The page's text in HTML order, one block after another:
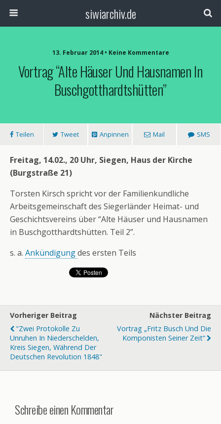
siwiarchiv.de
13. Februar 2014 • Keine Kommentare
Vortrag “Alte Häuser Und Hausnamen In
Buschgotthardtshütten”
Teilen Tweet Anpinnen Mail SMS
Freitag, 14.02., 20 Uhr, Siegen, Haus der Kirche
(Burgstraße 21)
Torsten Kirsch spricht vor der Familienkundliche
Arbeitsgemeinschaft des Siegerländer Heimat- und
Geschichtsvereins über “Alte Häuser und Hausnamen
in Buschgotthardtshütten. Teil 2”.
s. a. Ankündigungdes ersten Teils
Vorheriger Beitrag
"Zwei Protokolle Zu
Unruhen In Niederschelden,
Kreis Siegen, Während Der
Deutschen Revolution 1848"
Nächster Beitrag
Vortrag „Fritz Busch Und Die
Komponisten Seiner Zeit“
Schreibe einen Kommentar